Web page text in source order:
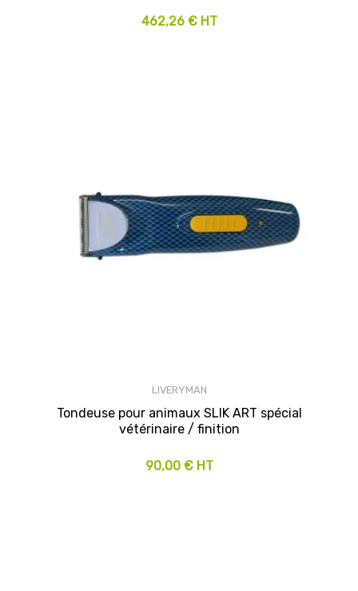
462,26 € HT
LIVERYMAN
Tondeuse pour animaux SLIK ART spécial
vétérinaire / finition
90,00 € HT